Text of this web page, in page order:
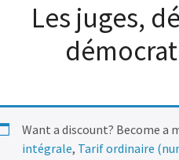
Les juges,
Want a discount? Become a
intégrale, Tarif ordinaire